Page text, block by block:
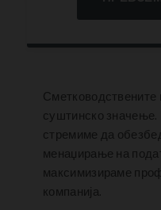
Сметководствените
суштинско
стремиме да
менаџирање на
максимизираме
компанија.